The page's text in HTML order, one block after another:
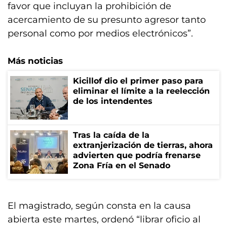
favor que incluyan la prohibición de
acercamiento de su presunto agresor tanto
personal como por medios electrónicos”.
Más noticias
Kicillof dio el primer paso para
eliminar el límite a la reelección
de los intendentes
Tras la caída de la
extranjerización de tierras, ahora
advierten que podría frenarse
Zona Fría en el Senado
El magistrado, según consta en la causa
abierta este martes, ordenó “librar oficio al